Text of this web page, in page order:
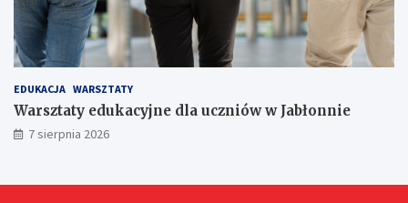
EDUKACJA WARSZTATY
Warsztaty edukacyjne dla uczniów w Jabłonnie
7 sierpnia 2026